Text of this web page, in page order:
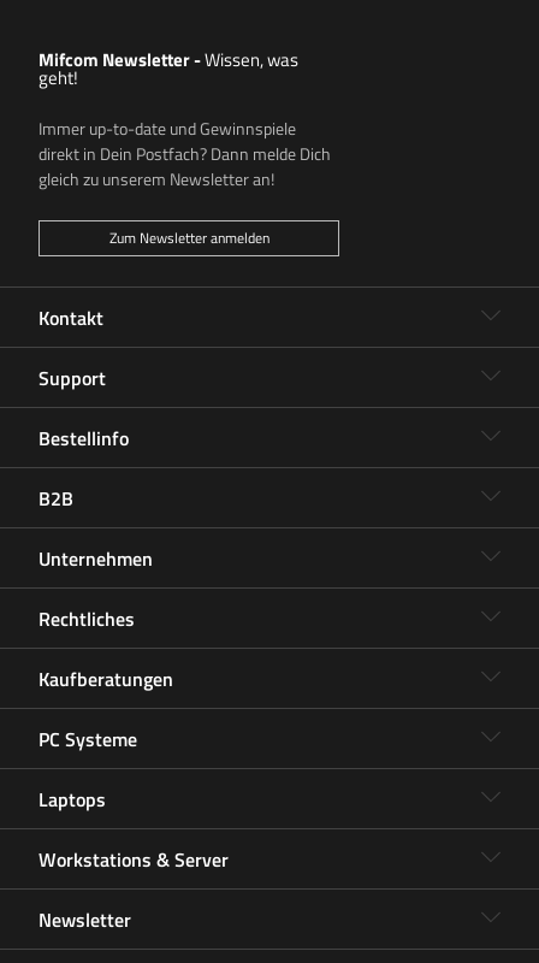
Kontakt
Support
Bestellinfo
B2B
Unternehmen
Rechtliches
Kaufberatungen
PC Systeme
Laptops
Workstations & Server
Newsletter
Mifcom Newsletter-Wissen, was
geht!
Immer up-to-date und Gewinnspiele
direkt in Dein Postfach? Dann melde Dich
gleich zu unserem Newsletter an!
Zum Newsletter anmelden